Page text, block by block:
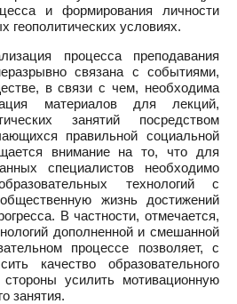
и формирования личности
геополитических условиях.
процесса преподавания
связана с событиями,
в связи с чем, необходима
материалов для лекций,
занятий посредством
правильной социальной
внимание на то, что для
специалистов необходимо
технологий с
жизнь достижений
В частности, отмечается,
дополненной и смешанной
процессе позволяет, с
качество образовательного
усилить мотивационную
занятия.